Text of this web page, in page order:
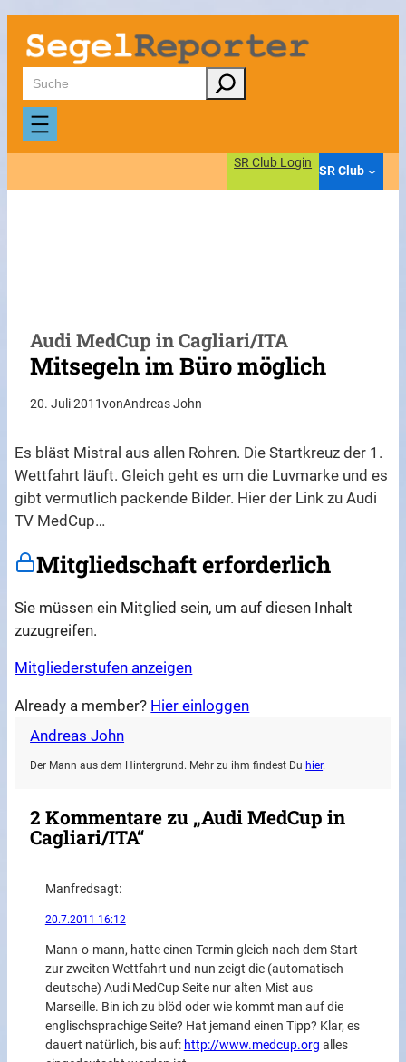
Zum
Inhalt
springen
Suchen
SR Club Login
SR Club
Audi MedCup in Cagliari/ITA
Mitsegeln im Büro möglich
20. Juli 2011vonAndreas John
Es bläst Mistral aus allen Rohren. Die Startkreuz der 1.
Wettfahrt läuft. Gleich geht es um die Luvmarke und es
gibt vermutlich packende Bilder. Hier der Link zu Audi
TV MedCup…
Mitgliedschaft erforderlich
Sie müssen ein Mitglied sein, um auf diesen Inhalt
zuzugreifen.
Mitgliederstufen anzeigen
Already a member? Hier einloggen
Andreas John
Der Mann aus dem Hintergrund. Mehr zu ihm findest Du hier.
2 Kommentare zu „Audi MedCup in
Cagliari/ITA“
Manfredsagt:
20.7.2011 16:12
Mann-o-mann, hatte einen Termin gleich nach dem Start
zur zweiten Wettfahrt und nun zeigt die (automatisch
deutsche) Audi MedCup Seite nur alten Mist aus
Marseille. Bin ich zu blöd oder wie kommt man auf die
englischsprachige Seite? Hat jemand einen Tipp? Klar, es
dauert natürlich, bis auf: http://www.medcup.org alles